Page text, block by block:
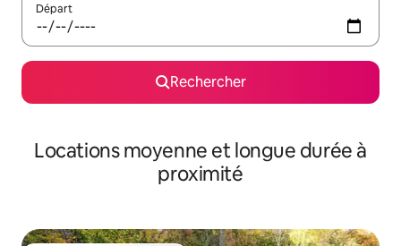
Départ
Rechercher
Locations moyenne et longue durée à
proximité